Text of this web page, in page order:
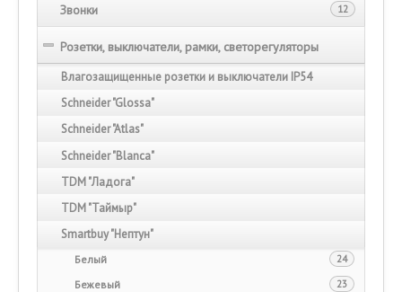
12
Звонки
Розетки, выключатели, рамки, светорегуляторы
Влагозащищенные розетки и выключатели IP54
Schneider "Glossa"
Schneider "Atlas"
Schneider "Blanca"
TDM "Ладога"
TDM "Таймыр"
Smartbuy "Нептун"
24
Белый
23
Бежевый